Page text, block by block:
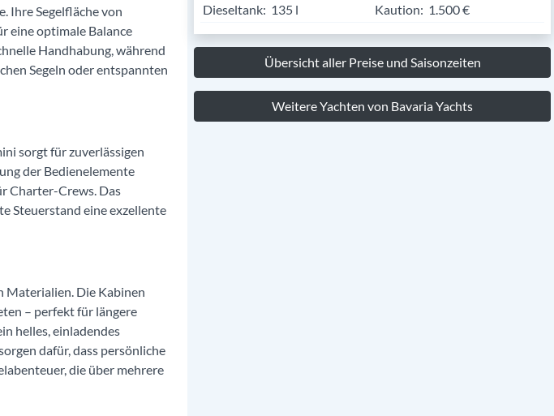
Ihre Segelfläche von
eine optimale Balance
Handhabung, während
Segeln oder entspannten
sorgt für zuverlässigen
der Bedienelemente
Charter-Crews. Das
Steuerstand eine exzellente
Materialien. Die Kabinen
– perfekt für längere
helles, einladendes
dafür, dass persönliche
die über mehrere
Dieseltank: 135 l Kaution: 1.500 €
Übersicht aller Preise und Saisonzeiten
Weitere Yachten von Bavaria Yachts